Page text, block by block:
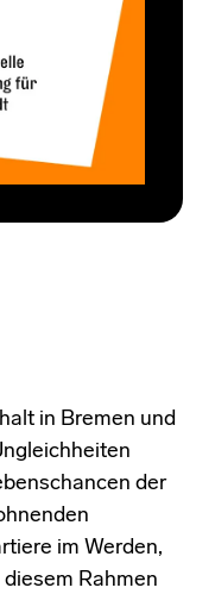
in Bremen und
der
im Werden,
Rahmen